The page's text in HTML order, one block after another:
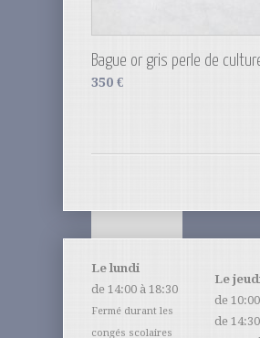
Bague or gris perle de
350 €
Le lundi
de 14:00 à 18:30
Fermé durant les
congés scolaires
Le
de
de